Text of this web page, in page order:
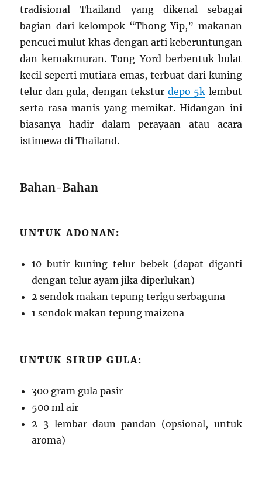
tradisional Thailand yang dikenal sebagai
bagian dari kelompok “Thong Yip,” makanan
pencuci mulut khas dengan arti keberuntungan
dan kemakmuran. Tong Yord berbentuk bulat
kecil seperti mutiara emas, terbuat dari kuning
telur dan gula, dengan tekstur depo 5k lembut
serta rasa manis yang memikat. Hidangan ini
biasanya hadir dalam perayaan atau acara
istimewa di Thailand.
Bahan-Bahan
UNTUK ADONAN:
10 butir kuning telur bebek (dapat diganti
dengan telur ayam jika diperlukan)
2 sendok makan tepung terigu serbaguna
1 sendok makan tepung maizena
UNTUK SIRUP GULA:
300 gram gula pasir
500 ml air
2-3 lembar daun pandan (opsional, untuk
aroma)